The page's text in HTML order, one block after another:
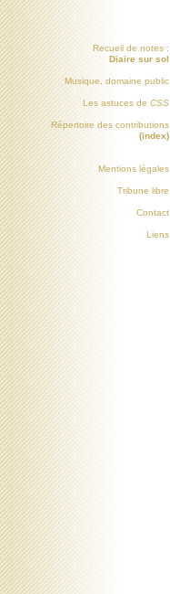
Recueil de notes :
Diaire sur sol
Musique, domaine public
Les astuces de CSS
Répertoire des contributions
(index)
Mentions légales
Tribune libre
Contact
Liens